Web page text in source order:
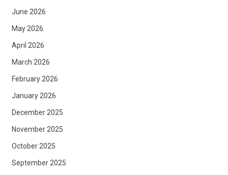
June 2026
May 2026
April 2026
March 2026
February 2026
January 2026
December 2025
November 2025
October 2025
September 2025